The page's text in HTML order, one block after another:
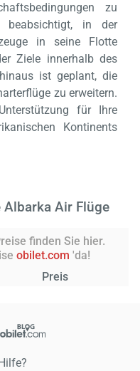
zu
beabsichtigt, in der
in seine Flotte
Ziele innerhalb des
ist geplant, die
zu erweitern.
für Ihre
Kontinents
Air Flüge
finden Sie hier.
obilet.com 'da!
Preis